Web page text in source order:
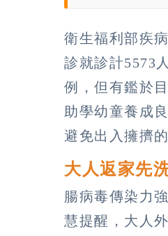
衛生福利部疾
診就診計5573
例，但有鑑於
助學幼童養成
避免出入擁擠
大人返家先
腸病毒傳染力
慧提醒，大人